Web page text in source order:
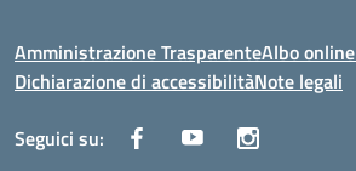
Amministrazione TrasparenteAlbo online
Dichiarazione di accessibilitàNote legali
Seguici su: